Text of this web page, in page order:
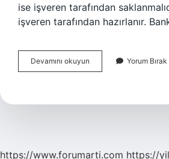
ise işveren tarafından
işveren tarafından hazırlanır.
Devamını okuyun Bankadan
Maaş
Mı
Yorum Bırak
https://www.forumarti.com https://